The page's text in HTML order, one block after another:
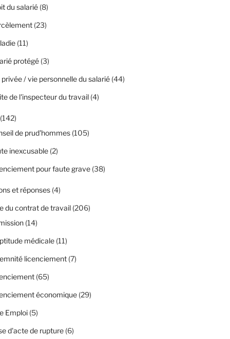
du salarié(8)
(23)
(11)
protégé(3)
/ vie personnelle du salarié(44)
de l'inspecteur du travail(4)
de prud'hommes(105)
inexcusable(2)
pour faute grave(38)
et réponses(4)
du contrat de travail(206)
(14)
médicale(11)
licenciement(7)
(65)
économique(29)
Emploi(5)
d'acte de rupture(6)